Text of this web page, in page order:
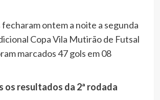
ontem a noite a segunda
Copa Vila Mutirão de Futsal
marcados 47 gols em 08
os resultados da 2ª rodada